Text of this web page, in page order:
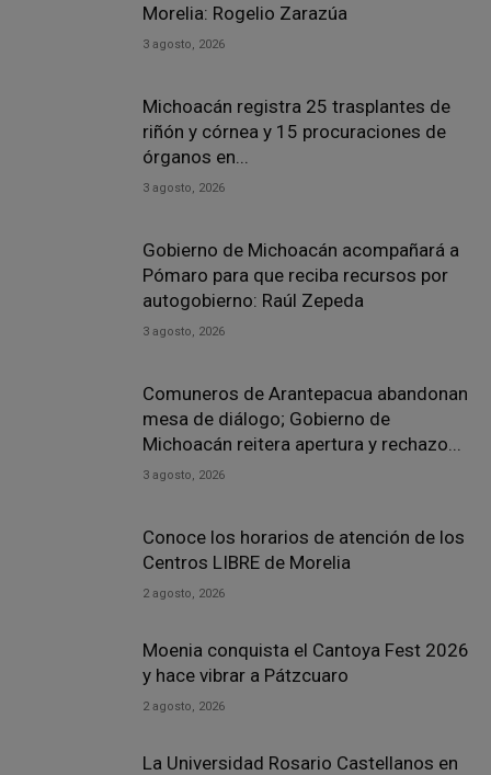
Morelia: Rogelio Zarazúa
3 agosto, 2026
Michoacán registra 25 trasplantes de
riñón y córnea y 15 procuraciones de
órganos en...
3 agosto, 2026
Gobierno de Michoacán acompañará a
Pómaro para que reciba recursos por
autogobierno: Raúl Zepeda
3 agosto, 2026
Comuneros de Arantepacua abandonan
mesa de diálogo; Gobierno de
Michoacán reitera apertura y rechazo...
3 agosto, 2026
Conoce los horarios de atención de los
Centros LIBRE de Morelia
2 agosto, 2026
Moenia conquista el Cantoya Fest 2026
y hace vibrar a Pátzcuaro
2 agosto, 2026
La Universidad Rosario Castellanos en